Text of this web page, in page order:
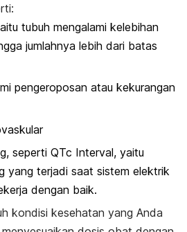
tubuh mengalami kelebihan
jumlahnya lebih dari batas
pengeroposan atau kekurangan
seperti QTc Interval, yaitu
yang terjadi saat sistem elektrik
dengan baik.
kondisi kesehatan yang Anda